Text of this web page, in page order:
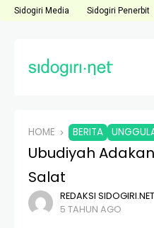
Sidogiri Media Sidogiri Penerbit
HOME BERITA
Ubudiyah
Salat
REDAKSI SIDOGIRI.NET
5 TAHUN AGO